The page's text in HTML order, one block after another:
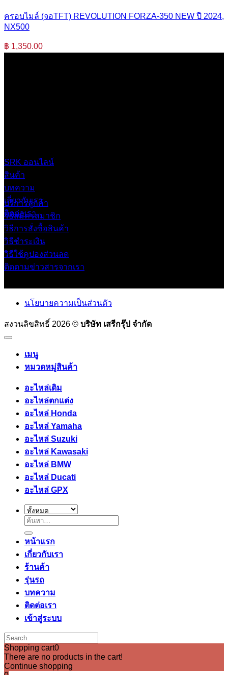
ครอบไมล์ (จอTFT) REVOLUTION FORZA-350 NEW ปี 2024,
NX500
฿ 1,350.00
SRK ออนไลน์
สินค้า
บทความ
เกี่ยวกับเรา
ติดต่อเรา
บริการลูกค้า
วิธีสมัครสมาชิก
วิธีการสั่งซื้อสินค้า
วิธีชำระเงิน
วิธีใช้คูปองส่วนลด
ติดตามข่าวสารจากเรา
นโยบายความเป็นส่วนตัว
สงวนลิขสิทธิ์ 2026 © บริษัท เสรีกรุ๊ป จำกัด
เมนู
หมวดหมู่สินค้า
อะไหล่เดิม
อะไหล่ตกแต่ง
อะไหล่ Honda
อะไหล่ Yamaha
อะไหล่ Suzuki
อะไหล่ Kawasaki
อะไหล่ BMW
อะไหล่ Ducati
อะไหล่ GPX
ค้นหา:
หน้าแรก
เกี่ยวกับเรา
ร้านค้า
รุ่นรถ
บทความ
ติดต่อเรา
เข้าสู่ระบบ
Shopping cart0
There are no products in the cart!
Continue shopping